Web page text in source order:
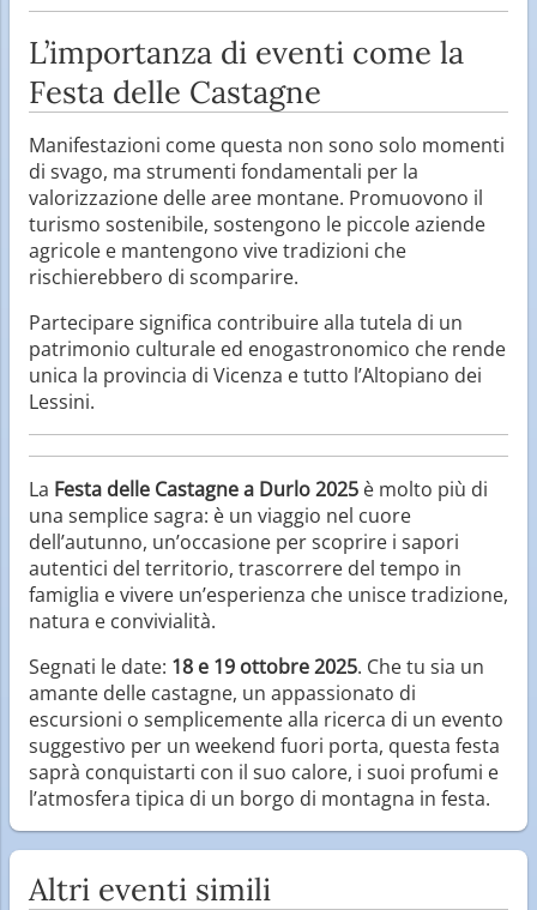
L’importanza di eventi come la
Festa delle Castagne
Manifestazioni come questa non sono solo momenti
di svago, ma strumenti fondamentali per la
valorizzazione delle aree montane. Promuovono il
turismo sostenibile, sostengono le piccole aziende
agricole e mantengono vive tradizioni che
rischierebbero di scomparire.
Partecipare significa contribuire alla tutela di un
patrimonio culturale ed enogastronomico che rende
unica la provincia di Vicenza e tutto l’Altopiano dei
Lessini.
La Festa delle Castagne a Durlo 2025 è molto più di
una semplice sagra: è un viaggio nel cuore
dell’autunno, un’occasione per scoprire i sapori
autentici del territorio, trascorrere del tempo in
famiglia e vivere un’esperienza che unisce tradizione,
natura e convivialità.
Segnati le date: 18 e 19 ottobre 2025. Che tu sia un
amante delle castagne, un appassionato di
escursioni o semplicemente alla ricerca di un evento
suggestivo per un weekend fuori porta, questa festa
saprà conquistarti con il suo calore, i suoi profumi e
l’atmosfera tipica di un borgo di montagna in festa.
Altri eventi simili